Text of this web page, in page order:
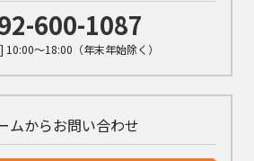
600-1087
10:00～18:00（年末年始除く）
ムからお問い合わせ